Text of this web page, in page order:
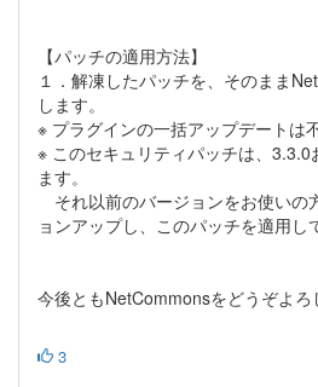
【パッチの適用方法】
１．解凍したパッチを、そのまま
します。
※ プラグインの一括アップデートは
※ このセキュリティパッチは、3.3.0
ます。
それ以前のバージョンをお使いの
ョンアップし、このパッチを適用し
今後ともNetCommonsをどうぞよろ
3